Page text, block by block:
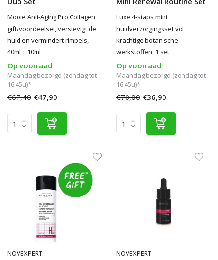
Mooie Anti-Aging Pro Collagen
gift/voordeelset, verstevigt de
huid en vermindert rimpels,
40ml + 10ml
Op voorraad
Maandag bezorgd (zondag tot
16:45u)*
€67,40 €47,90
Luxe 4-staps mini
huidverzorgingsset vol
krachtige botanische
werkstoffen, 1 set
Op voorraad
Maandag bezorgd (zondag tot
16:45u)*
€70,00 €36,90
NOVEXPERT NOVEXPERT